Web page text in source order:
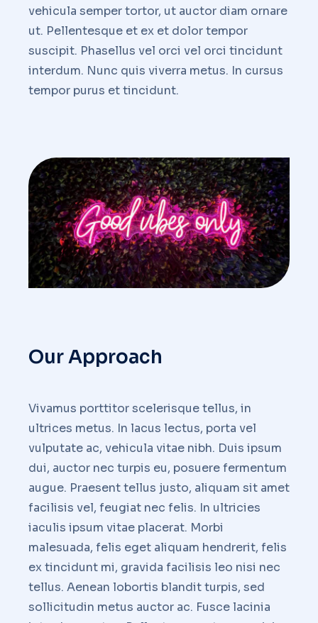
vehicula semper tortor, ut auctor diam ornare
ut. Pellentesque et ex et dolor tempor
suscipit. Phasellus vel orci vel orci tincidunt
interdum. Nunc quis viverra metus. In cursus
tempor purus et tincidunt.
Our Approach
Vivamus porttitor scelerisque tellus, in
ultrices metus. In lacus lectus, porta vel
vulputate ac, vehicula vitae nibh. Duis ipsum
dui, auctor nec turpis eu, posuere fermentum
augue. Praesent tellus justo, aliquam sit amet
facilisis vel, feugiat nec felis. In ultricies
iaculis ipsum vitae placerat. Morbi
malesuada, felis eget aliquam hendrerit, felis
ex tincidunt mi, gravida facilisis leo nisi nec
tellus. Aenean lobortis blandit turpis, sed
sollicitudin metus auctor ac. Fusce lacinia